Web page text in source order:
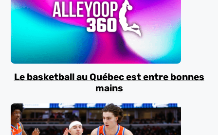
Le basketball au Québec est entre bonnes
mains